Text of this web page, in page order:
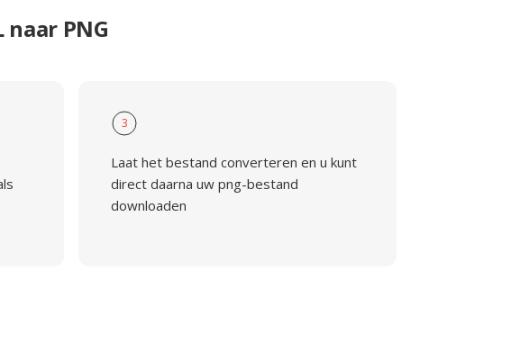
PNG
3
Laat het bestand converteren en u kunt
direct daarna uw png-bestand
downloaden